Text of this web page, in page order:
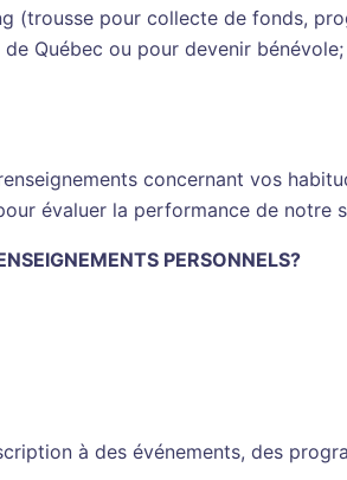
(trousse pour collecte de fonds,
Québec ou pour devenir bénévole;
concernant vos
évaluer la performance de notre
PERSONNELS?
à des événements, des